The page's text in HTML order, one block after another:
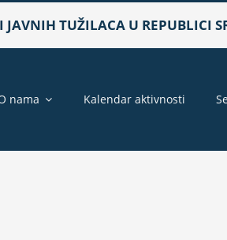
TUŽILACA U REPUBLICI
nama Kalendar aktivnosti